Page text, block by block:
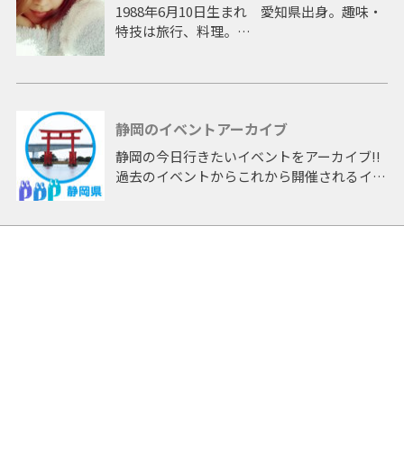
1988年6月10日生まれ 愛知県出身。趣味・
特技は旅行、料理。
や音楽活動、イベントなど幅広く活躍。
めている。
[TV] H13～15 NHK中学生日記出演 / H18～
20 中京テレビ TA☆ROレギュラー出演 / H20
情報パレット / メ～テレ 知りたい嬢 / H21～
静岡のイベントアーカイブ
静岡の今日行きたいイベントをアーカイブ!!
過去のイベントからこれから開催されるイベ